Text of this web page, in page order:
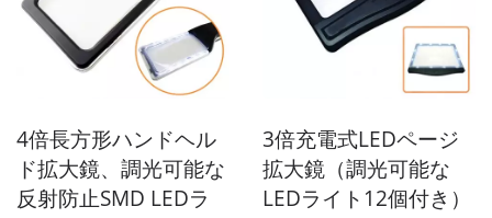
お持ちの方にも大変おすす
めです。
4倍長方形ハンドヘル
ド拡大鏡、調光可能な
反射防止SMD LEDラ
3倍充電式LEDページ
拡大鏡（調光可能な
LEDライト12個付き）